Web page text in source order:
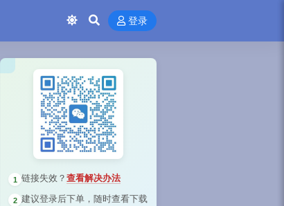
登录
1 链接失效？ 查看解决办法
2 建议登录后下单，随时查看下载